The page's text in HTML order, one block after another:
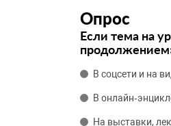
Опрос
Если тема на
В соцсети и на
В
На выставки,